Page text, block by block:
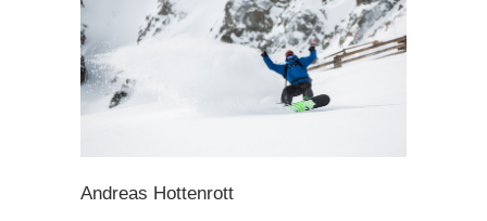
Andreas Hottenrott